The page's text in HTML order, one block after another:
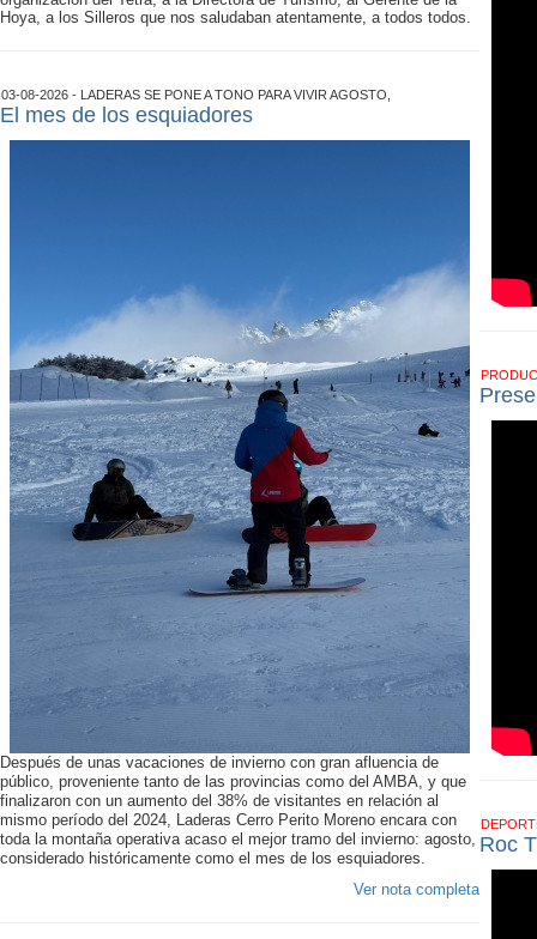
Hoya, a los Silleros que nos saludaban atentamente, a todos todos.
03-08-2026 - LADERAS SE PONE A TONO PARA VIVIR AGOSTO,
El mes de los esquiadores
Después de unas vacaciones de invierno con gran afluencia de
público, proveniente tanto de las provincias como del AMBA, y que
finalizaron con un aumento del 38% de visitantes en relación al
mismo período del 2024, Laderas Cerro Perito Moreno encara con
toda la montaña operativa acaso el mejor tramo del invierno: agosto,
considerado históricamente como el mes de los esquiadores.
Ver nota completa
Roc